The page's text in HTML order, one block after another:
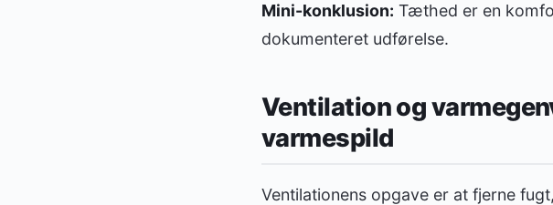
Mini-konklusion: Tæthed er en
dokumenteret udførelse.
Ventilation og
varmespild
Ventilationens opgave er at fjerne